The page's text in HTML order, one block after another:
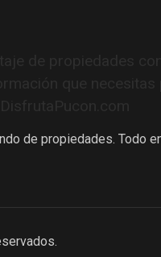
de propiedades. Todo